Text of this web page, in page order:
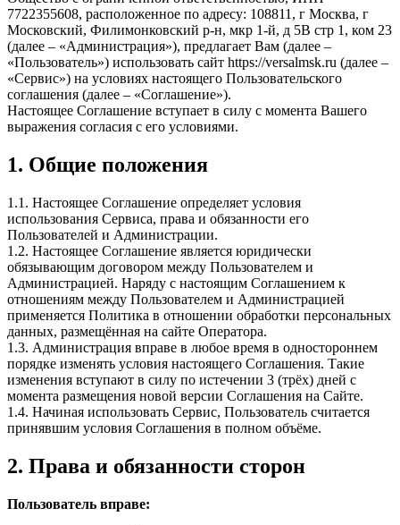
7722355608, расположенное по адресу: 108811, г Москва, г
Московский, Филимонковский р-н, мкр 1-й, д 5В стр 1, ком 23
(далее – «Администрация»), предлагает Вам (далее –
«Пользователь») использовать сайт https://versalmsk.ru (далее –
«Сервис») на условиях настоящего Пользовательского
соглашения (далее – «Соглашение»).
Настоящее Соглашение вступает в силу с момента Вашего
выражения согласия с его условиями.
1. Общие положения
1.1. Настоящее Соглашение определяет условия
использования Сервиса, права и обязанности его
Пользователей и Администрации.
1.2. Настоящее Соглашение является юридически
обязывающим договором между Пользователем и
Администрацией. Наряду с настоящим Соглашением к
отношениям между Пользователем и Администрацией
применяется Политика в отношении обработки персональных
данных, размещённая на сайте Оператора.
1.3. Администрация вправе в любое время в одностороннем
порядке изменять условия настоящего Соглашения. Такие
изменения вступают в силу по истечении 3 (трёх) дней с
момента размещения новой версии Соглашения на Сайте.
1.4. Начиная использовать Сервис, Пользователь считается
принявшим условия Соглашения в полном объёме.
2. Права и обязанности сторон
Пользователь вправе: